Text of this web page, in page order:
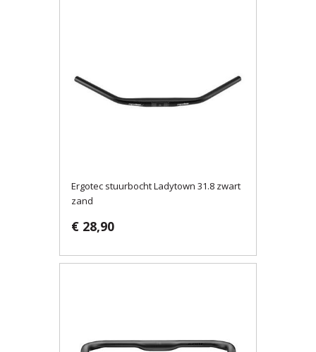
Ergotec stuurbocht Ladytown 31.8 zwart
zand
€ 28,90